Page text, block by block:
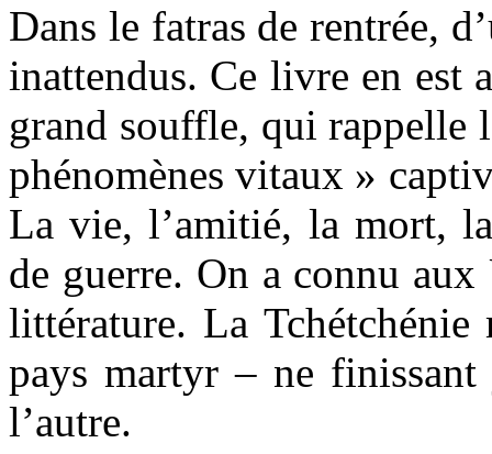
Dans le fatras de rentrée,
inattendus. Ce livre en est
grand souffle, qui rappelle
phénomènes vitaux »
La vie, l’amitié, la mort,
de guerre. On a connu
littérature. La
pays martyr – ne finissant
l’autre.